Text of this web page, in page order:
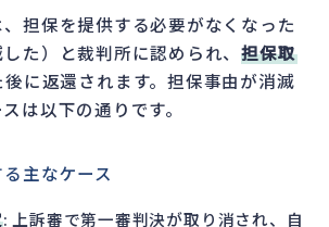
担保を提供する必要がなくなった
した）と裁判所に認められ、担保取
に返還されます。担保事由が消滅
は以下の通りです。
主なケース
: 上訴審で第一審判決が取り消され、自